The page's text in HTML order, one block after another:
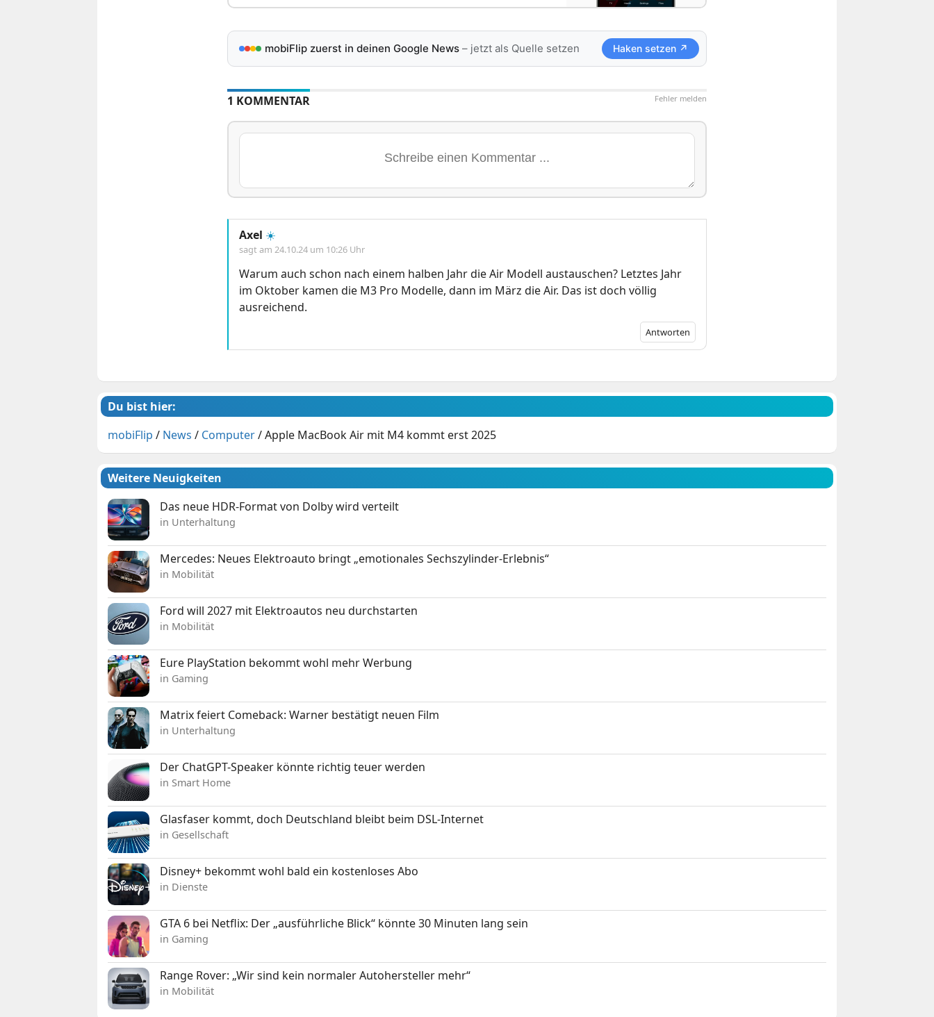
mobiFlip zuerst in deinen Google News– jetzt als Quelle setzen Haken setzen ↗
Fehler melden
1 KOMMENTAR
Axel ☀️
sagt am 24.10.24 um 10:26 Uhr
Warum auch schon nach einem halben Jahr die Air Modell austauschen? Letztes Jahr
im Oktober kamen die M3 Pro Modelle, dann im März die Air. Das ist doch völlig
ausreichend.
Antworten
Du bist hier:
mobiFlip / News / Computer/Apple MacBook Air mit M4 kommt erst 2025
Weitere Neuigkeiten
Das neue HDR-Format von Dolby wird verteilt
in Unterhaltung
Mercedes: Neues Elektroauto bringt „emotionales Sechszylinder-Erlebnis“
in Mobilität
Ford will 2027 mit Elektroautos neu durchstarten
in Mobilität
Eure PlayStation bekommt wohl mehr Werbung
in Gaming
Matrix feiert Comeback: Warner bestätigt neuen Film
in Unterhaltung
Der ChatGPT-Speaker könnte richtig teuer werden
in Smart Home
Glasfaser kommt, doch Deutschland bleibt beim DSL-Internet
in Gesellschaft
Disney+ bekommt wohl bald ein kostenloses Abo
in Dienste
GTA 6 bei Netflix: Der „ausführliche Blick“ könnte 30 Minuten lang sein
in Gaming
Range Rover: „Wir sind kein normaler Autohersteller mehr“
in Mobilität